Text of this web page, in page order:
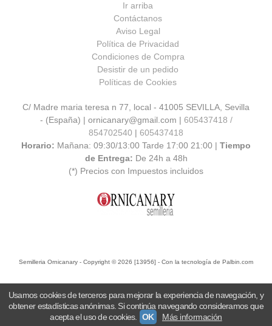
Ir arriba
Contáctanos
Aviso Legal
Política de Privacidad
Condiciones de Compra
Desistir de un pedido
Políticas de Cookies
C/ Madre maria teresa n 77, local - 41005 SEVILLA, Sevilla
- (España) | ornicanary@gmail.com | 605437418 /
854702540 | 605437418
Horario: Mañana: 09:30/13:00 Tarde 17:00 21:00 | Tiempo
de Entrega: De 24h a 48h
(*) Precios con Impuestos incluidos
Semilleria Ornicanary - Copyright © 2026 [13956] - Con la tecnología de Palbin.com
Usamos cookies de terceros para mejorar la experiencia de navegación, y
obtener estadísticas anónimas. Si continúa navegando consideramos que
acepta el uso de cookies.
OK Más información